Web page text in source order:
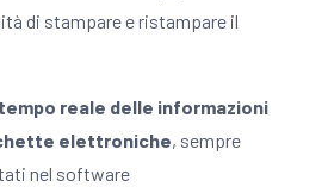
di stampare e ristampare il
reale delle informazioni
elettroniche, sempre
nel software